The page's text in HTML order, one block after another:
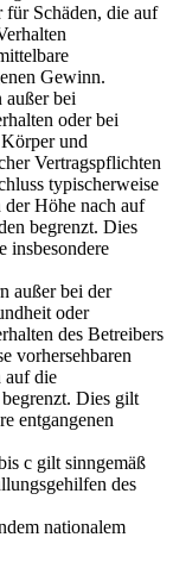
Schäden, die auf
Gewinn.
außer bei
oder bei
und
Vertragspflichten
typischerweise
der Höhe nach auf
begrenzt. Dies
insbesondere
außer bei der
oder
des Betreibers
vorhersehbaren
auf die
Dies gilt
entgangenen
c gilt sinngemäß
des
nationalem